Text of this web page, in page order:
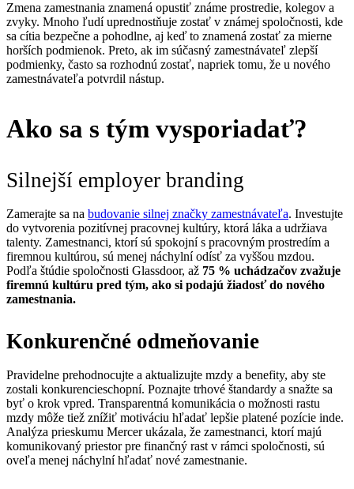
Zmena zamestnania znamená opustiť známe prostredie, kolegov a
zvyky. Mnoho ľudí uprednostňuje zostať v známej spoločnosti, kde
sa cítia bezpečne a pohodlne, aj keď to znamená zostať za mierne
horších podmienok. Preto, ak im súčasný zamestnávateľ zlepší
podmienky, často sa rozhodnú zostať, napriek tomu, že u nového
zamestnávateľa potvrdil nástup.
Ako sa s tým vysporiadať?
Silnejší employer branding
Zamerajte sa na budovanie silnej značky zamestnávateľa. Investujte
do vytvorenia pozitívnej pracovnej kultúry, ktorá láka a udržiava
talenty. Zamestnanci, ktorí sú spokojní s pracovným prostredím a
firemnou kultúrou, sú menej náchylní odísť za vyššou mzdou.
Podľa štúdie spoločnosti Glassdoor, až 75 % uchádzačov zvažuje
firemnú kultúru pred tým, ako si podajú žiadosť do nového
zamestnania.
Konkurenčné odmeňovanie
Pravidelne prehodnocujte a aktualizujte mzdy a benefity, aby ste
zostali konkurencieschopní. Poznajte trhové štandardy a snažte sa
byť o krok vpred. Transparentná komunikácia o možnosti rastu
mzdy môže tiež znížiť motiváciu hľadať lepšie platené pozície inde.
Analýza prieskumu Mercer ukázala, že zamestnanci, ktorí majú
komunikovaný priestor pre finančný rast v rámci spoločnosti, sú
oveľa menej náchylní hľadať nové zamestnanie.